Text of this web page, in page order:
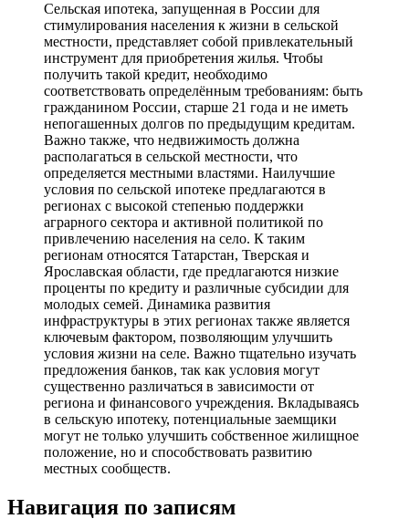
Сельская ипотека, запущенная в России для
стимулирования населения к жизни в сельской
местности, представляет собой привлекательный
инструмент для приобретения жилья. Чтобы
получить такой кредит, необходимо
соответствовать определённым требованиям: быть
гражданином России, старше 21 года и не иметь
непогашенных долгов по предыдущим кредитам.
Важно также, что недвижимость должна
располагаться в сельской местности, что
определяется местными властями. Наилучшие
условия по сельской ипотеке предлагаются в
регионах с высокой степенью поддержки
аграрного сектора и активной политикой по
привлечению населения на село. К таким
регионам относятся Татарстан, Тверская и
Ярославская области, где предлагаются низкие
проценты по кредиту и различные субсидии для
молодых семей. Динамика развития
инфраструктуры в этих регионах также является
ключевым фактором, позволяющим улучшить
условия жизни на селе. Важно тщательно изучать
предложения банков, так как условия могут
существенно различаться в зависимости от
региона и финансового учреждения. Вкладываясь
в сельскую ипотеку, потенциальные заемщики
могут не только улучшить собственное жилищное
положение, но и способствовать развитию
местных сообществ.
Навигация по записям